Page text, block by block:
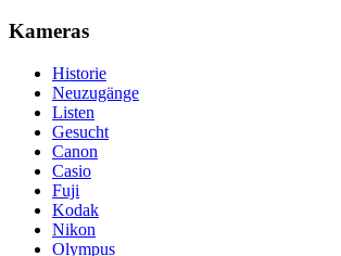
Kameras
Historie
Neuzugänge
Listen
Gesucht
Canon
Casio
Fuji
Kodak
Nikon
Olympus